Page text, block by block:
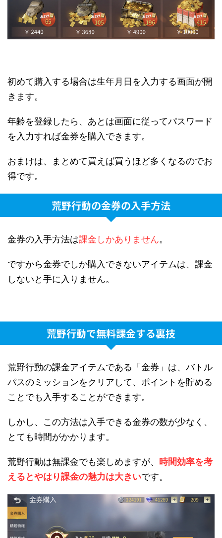
初めて購入する場合は生年月日を入力する画面が開
きます。
年齢を登録したら、あとは画面に従ってパスワード
を入力すれば金券を購入できます。
おまけは、まとめて買えば買うほど多くなるのでお
得です。
荒野行動の金券の入手方法
金券の入手方法は課金しかありません。
ですから金券でしか購入できないアイテムは、課金
しないと手に入りません。
荒野行動で無料課金する裏技
荒野行動の課金アイテムである「金券」は、バトル
パスのミッションをクリアして、ポイントを貯める
ことでも入手することができます。
しかし、この方法は入手できる金券の数が少なく、
とても時間がかかります。
荒野行動は無課金でも楽しめますが、
時間効率を考
えるとやはり課金の魅力は大きいです。